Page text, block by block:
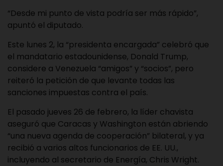
“Desde mi punto de vista podría ser más rápido”,
apuntó el diputado.
Este lunes 2, la “presidenta encargada” celebró que
el mandatario estadounidense, Donald Trump,
considere a Venezuela “amigos” y “socios”, pero
reiteró la petición de que levante todas las
sanciones impuestas contra el país.
El pasado jueves 26 de febrero, la líder chavista
aseguró que Caracas y Washington están abriendo
“una nueva agenda de cooperación” bilateral, y ya
recibió a varios altos funcionarios de EE. UU.,
incluyendo al secretario de Energía, Chris Wright.